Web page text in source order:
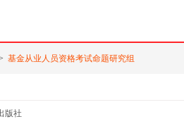
基金从业人员资格考试命题研究组
版社